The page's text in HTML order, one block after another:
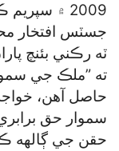
2009 ۾
جسٽس افتخار
ٽه رڪني بئنچ
ته ”ملڪ جي
حاصل آهن،
سموار حق
حقن جي ڳالهه